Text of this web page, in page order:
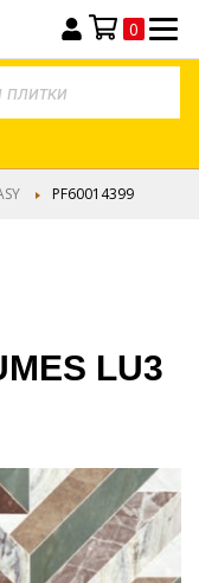
Моя корзина
0
PF60014399
LU3